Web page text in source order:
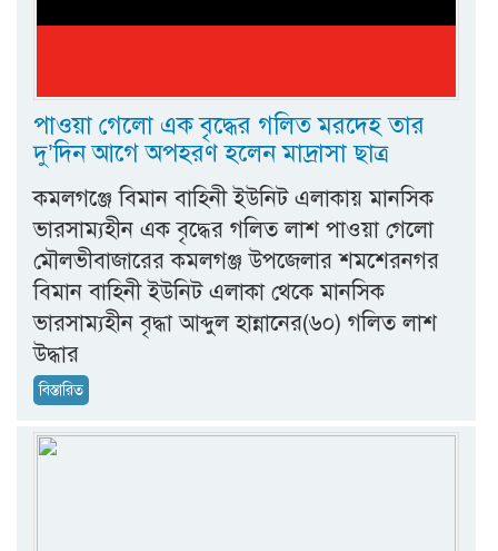
পাওয়া গেলো এক বৃদ্ধের গলিত মরদেহ তার
দু’দিন আগে অপহরণ হলেন মাদ্রাসা ছাত্র
কমলগঞ্জে বিমান বাহিনী ইউনিট এলাকায় মানসিক
ভারসাম্যহীন এক বৃদ্ধের গলিত লাশ পাওয়া গেলো
মৌলভীবাজারের কমলগঞ্জ উপজেলার শমশেরনগর
বিমান বাহিনী ইউনিট এলাকা থেকে মানসিক
ভারসাম্যহীন বৃদ্ধা আব্দুল হান্নানের(৬০) গলিত লাশ
উদ্ধার
বিস্তারিত